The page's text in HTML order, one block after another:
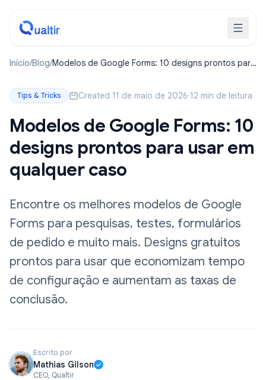
Início/Blog/Modelos de Google Forms: 10 designs prontos para
Tips & Tricks Created 11 de maio de 2026·12 min de leitura
Modelos de Google Forms: 10
designs prontos para usar em
qualquer caso
Encontre os melhores modelos de Google
Forms para pesquisas, testes, formulários
de pedido e muito mais. Designs gratuitos
prontos para usar que economizam tempo
de configuração e aumentam as taxas de
conclusão.
Escrito por
Mathias Gilson
CEO, Qualtir